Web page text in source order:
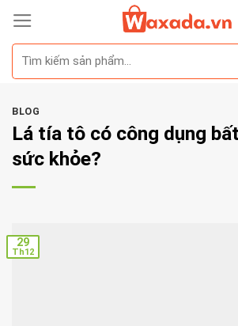
Skip
content
BLOG
Lá tía tô có công dụng
sức khỏe?
29
Th12